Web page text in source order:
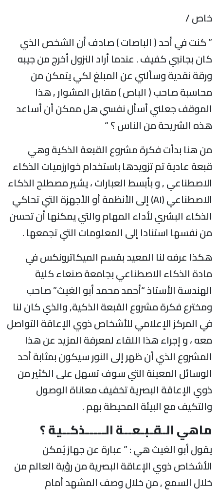
خاص /
” كنت في أحد ( الباصات ) صادف أن الشخص الذي
كان بجانبي كفيف . عندما أراد النزول أخرج من جيبه
ورقة نقدية وسألني عن المبلغ لكي يتمكن من
محاسبة صاحب ( الباص ) مقابل المشوار , هذا
الموقف جعلني أسأل نفسي هل ممكن أن أساعد
هذه الشريحة من الناس ؟ “
من هنا بدأت فكرة مشروع القبعة الذكية وهي
قبعة عادية تم تزويدها باستخدام خوارزميات الذكاء
الاصطناعي , و بأبسط العبارات ، يشير مصطلح الذكاء
الاصطناعي (AI) إلى الأنظمة أو الأجهزة التي تحاكي
الذكاء البشري لأداء المهام والتي يمكنها أن تحسن
من نفسها استنادا إلى المعلومات التي تجمعها .
هكذا عرفه لنا المعيد بقسم الميكاترونكس في
مادة الذكاء الاصطناعي بجامعة صنعاء كلية
الهندسة الأستاذ “أحمد محمد أبو الغيث” صاحب
ومخترع فكرة مشروع القبعة الذكية, والذي كان لنا
في المركز الإعلامي للأشخاص ذوي الإعاقة التواصل
معه ، و إجراء هذا اللقاء لمعرفة المزيد عن هذا
المشروع الذي أن ظهر إلى النور سيكون بمثابة أحد
الوسائل المعينة التي سوف تسهل على الكثير من
ذوي الإعاقة البصرية تخفيف معاناة الوصول
والتكيف مع البيئة المحيطة بهم .
ماهي الـقـبـعــة الـــــذكــية ؟
يقول أبو الغيث هي : ” عبارة عن جهاز يُمكن
الأشخاص ذوي الإعاقة البصرية من رؤية العالم من
خلال السمع , من خلال وصف المشهد أمام